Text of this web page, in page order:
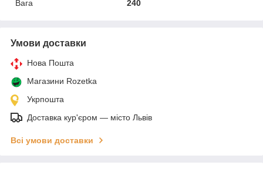
Вага
240
Умови доставки
Нова Пошта
Магазини Rozetka
Укрпошта
Доставка кур'єром — місто Львів
Всі умови доставки